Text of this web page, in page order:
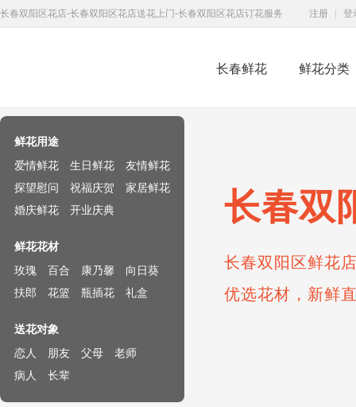
长春双阳区花店-长春双阳区花店送花上门-长春双阳区花店订花服务 注册 登
长春鲜花 鲜花分类
长春双
长春双阳区鲜花
优选花材，新鲜
鲜花用途
爱情鲜花
生日鲜花
友情鲜花
探望慰问
祝福庆贺
家居鲜花
婚庆鲜花
开业庆典
鲜花花材
玫瑰
百合 康乃馨
向日葵
扶郎
花篮 瓶插花 礼盒
送花对象
恋人
朋友 父母
老师
病人
长辈